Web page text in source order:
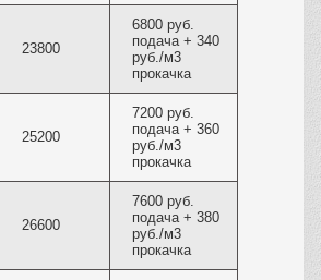
23800
6800 руб.
подача + 340
руб./м3
прокачка
25200
7200 руб.
подача + 360
руб./м3
прокачка
26600
7600 руб.
подача + 380
руб./м3
прокачка